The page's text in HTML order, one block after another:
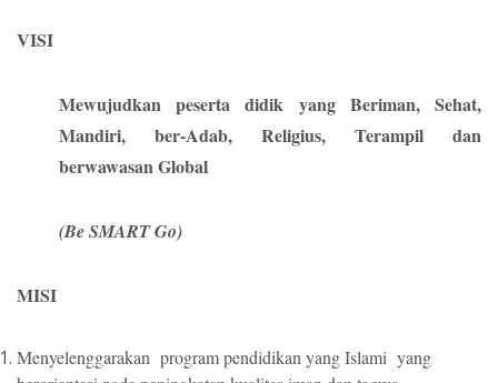
VISI
Mewujudkan peserta didik yang Beriman, Sehat,
Mandiri, ber-Adab, Religius, Terampildan
berwawasanGlobal
(Be SMART Go)
MISI
Menyelenggarakan program pendidikan yang Islami yang